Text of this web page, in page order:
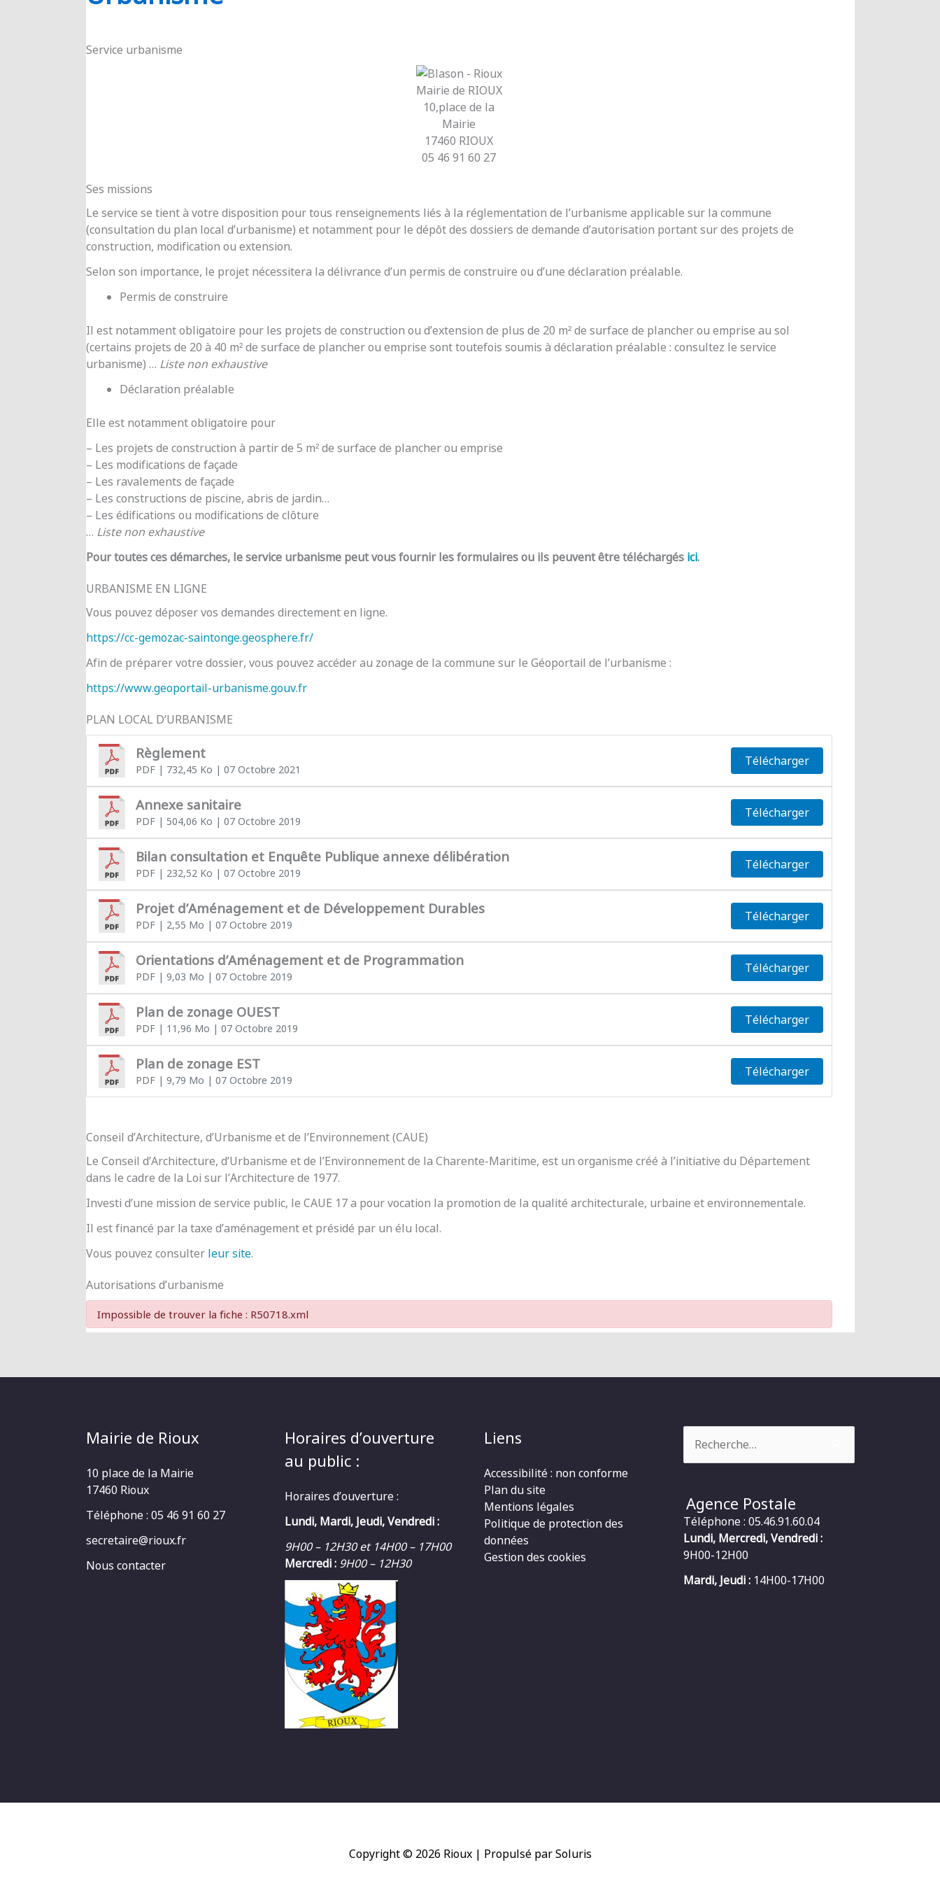
Service urbanisme
Mairie de RIOUX
10,place de la
Mairie
17460 RIOUX
05 46 91 60 27
Ses missions
Le service se tient à votre disposition pour tous renseignements liés à la réglementation de l’urbanisme applicable sur la commune
(consultation du plan local d’urbanisme) et notamment pour le dépôt des dossiers de demande d’autorisation portant sur des projets de
construction, modification ou extension.
Selon son importance, le projet nécessitera la délivrance d’un permis de construire ou d’une déclaration préalable.
Permis de construire
Il est notamment obligatoire pour les projets de construction ou d’extension de plus de 20 m² de surface de plancher ou emprise au sol
(certains projets de 20 à 40 m² de surface de plancher ou emprise sont toutefois soumis à déclaration préalable : consultez le service
urbanisme) … Liste non exhaustive
Déclaration préalable
Elle est notamment obligatoire pour
– Les projets de construction à partir de 5 m² de surface de plancher ou emprise
– Les modifications de façade
– Les ravalements de façade
– Les constructions de piscine, abris de jardin…
– Les édifications ou modifications de clôture
… Liste non exhaustive
Pour toutes ces démarches, le service urbanisme peut vous fournir les formulaires ou ils peuvent être téléchargés ici.
URBANISME EN LIGNE
Vous pouvez déposer vos demandes directement en ligne.
https://cc-gemozac-saintonge.geosphere.fr/
Afin de préparer votre dossier, vous pouvez accéder au zonage de la commune sur le Géoportail de l’urbanisme :
https://www.geoportail-urbanisme.gouv.fr
PLAN LOCAL D’URBANISME
Règlement
PDF| 732,45 Ko | 07 Octobre 2021
Télécharger
Annexe sanitaire
PDF| 504,06 Ko | 07 Octobre 2019
Télécharger
Bilan consultation et Enquête Publique annexe délibération
PDF| 232,52 Ko | 07 Octobre 2019
Télécharger
Projet d’Aménagement et de Développement Durables
PDF| 2,55 Mo | 07 Octobre 2019
Télécharger
Orientations d’Aménagement et de Programmation
PDF| 9,03 Mo | 07 Octobre 2019
Télécharger
Plan de zonage OUEST
PDF| 11,96 Mo | 07 Octobre 2019
Télécharger
Plan de zonage EST
PDF| 9,79 Mo | 07 Octobre 2019
Télécharger
Conseil d’Architecture, d’Urbanisme et de l’Environnement (CAUE)
Le Conseil d’Architecture, d’Urbanisme et de l’Environnement de la Charente-Maritime, est un organisme créé à l’initiative du Département
dans le cadre de la Loi sur l’Architecture de 1977.
Investi d’une mission de service public, le CAUE 17 a pour vocation la promotion de la qualité architecturale, urbaine et environnementale.
Il est financé par la taxe d’aménagement et présidé par un élu local.
Vous pouvez consulter leur site.
Autorisations d’urbanisme
Impossible de trouver la fiche : R50718.xml
Mairie de Rioux
10 place de la Mairie
17460 Rioux
Téléphone : 05 46 91 60 27
secretaire@rioux.fr
Nous contacter
Horaires d’ouverture
au public :
Horaires d’ouverture :
Lundi, Mardi, Jeudi, Vendredi :
9H00 – 12H30 et 14H00 – 17H00
Mercredi : 9H00 – 12H30
Liens
Accessibilité : non conforme
Plan du site
Mentions légales
Politique de protection des
données
Gestion des cookies
Agence Postale
Téléphone : 05.46.91.60.04
Lundi, Mercredi, Vendredi :
9H00-12H00
Mardi, Jeudi : 14H00-17H00
Copyright © 2026 Rioux| Propulsé par Soluris